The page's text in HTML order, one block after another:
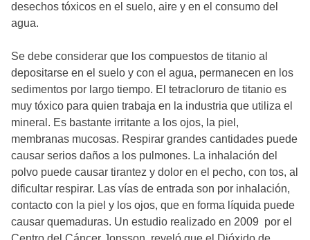
desechos tóxicos en el suelo, aire y en el consumo del
agua.
Se debe considerar que los compuestos de titanio al
depositarse en el suelo y con el agua, permanecen en los
sedimentos por largo tiempo. El tetracloruro de titanio es
muy tóxico para quien trabaja en la industria que utiliza el
mineral. Es bastante irritante a los ojos, la piel,
membranas mucosas. Respirar grandes cantidades puede
causar serios daños a los pulmones. La inhalación del
polvo puede causar tirantez y dolor en el pecho, con tos, al
dificultar respirar. Las vías de entrada son por inhalación,
contacto con la piel y los ojos, que en forma líquida puede
causar quemaduras. Un estudio realizado en 2009 por el